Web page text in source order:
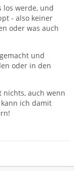
los werde, und
- also keiner
oder was auch
und
oder in den
nichts, auch wenn
ich damit